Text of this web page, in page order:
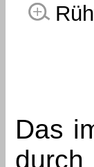
Das
durch